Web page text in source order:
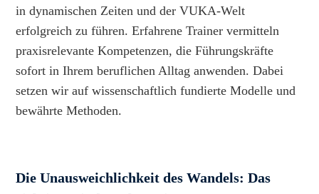
in dynamischen Zeiten und der VUKA-Welt
erfolgreich zu führen. Erfahrene Trainer vermitteln
praxisrelevante Kompetenzen, die Führungskräfte
sofort in Ihrem beruflichen Alltag anwenden. Dabei
setzen wir auf wissenschaftlich fundierte Modelle und
bewährte Methoden.
Die Unausweichlichkeit des Wandels: Das